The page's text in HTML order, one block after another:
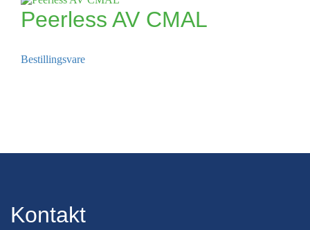
Peerless AV CMAL
Bestillingsvare
Kontakt